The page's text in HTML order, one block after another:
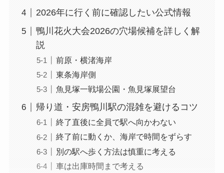
2026年に行く前に確認したい公式情報
鴨川花火大会2026の穴場候補を詳しく解
説
前原・横渚海岸
東条海岸側
魚見塚一戦場公園・魚見塚展望台
帰り道・安房鴨川駅の混雑を避けるコツ
終了直後に全員で駅へ向かわない
終了前に動くか、海岸で時間をずらす
別の駅へ歩く方法は慎重に考える
車は出庫時間まで考える